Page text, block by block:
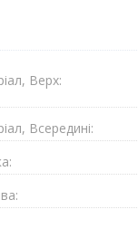
Верх:
Всередині: